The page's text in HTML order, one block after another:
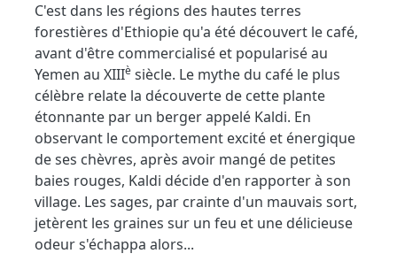
C'est dans les régions des hautes terres
forestières d'Ethiopie qu'a été découvert le café,
avant d'être commercialisé et popularisé au
Yemen au XIIIè siècle. Le mythe du café le plus
célèbre relate la découverte de cette plante
étonnante par un berger appelé Kaldi. En
observant le comportement excité et énergique
de ses chèvres, après avoir mangé de petites
baies rouges, Kaldi décide d'en rapporter à son
village. Les sages, par crainte d'un mauvais sort,
jetèrent les graines sur un feu et une délicieuse
odeur s'échappa alors...